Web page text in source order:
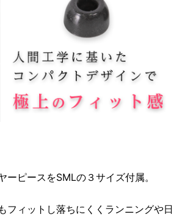
ピースをSMLの３サイズ付属。
フィットし落ちにくくランニングや日